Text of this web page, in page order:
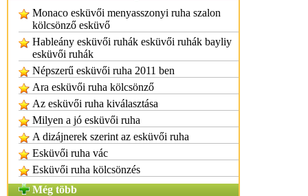
Monaco esküvői menyasszonyi ruha szalon
kölcsönző esküvő
Hableány esküvői ruhák esküvői ruhák bayliy
esküvői ruhák
Népszerű esküvői ruha 2011 ben
Ara esküvői ruha kölcsönző
Az esküvői ruha kiválasztása
Milyen a jó esküvői ruha
A dizájnerek szerint az esküvői ruha
Esküvői ruha vác
Esküvői ruha kölcsönzés
Még több